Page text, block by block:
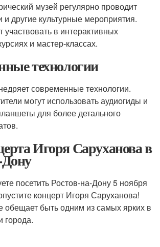
музей регулярно проводит
и другие культурные мероприятия.
участвовать в интерактивных
и мастер-классах.
технологии
современные технологии.
могут использовать аудиогиды и
для более детального
Игоря Саруханова в
Дону
посетить Ростов-на-Дону 5 ноября
концерт Игоря Саруханова!
обещает быть одним из самых ярких в
города.